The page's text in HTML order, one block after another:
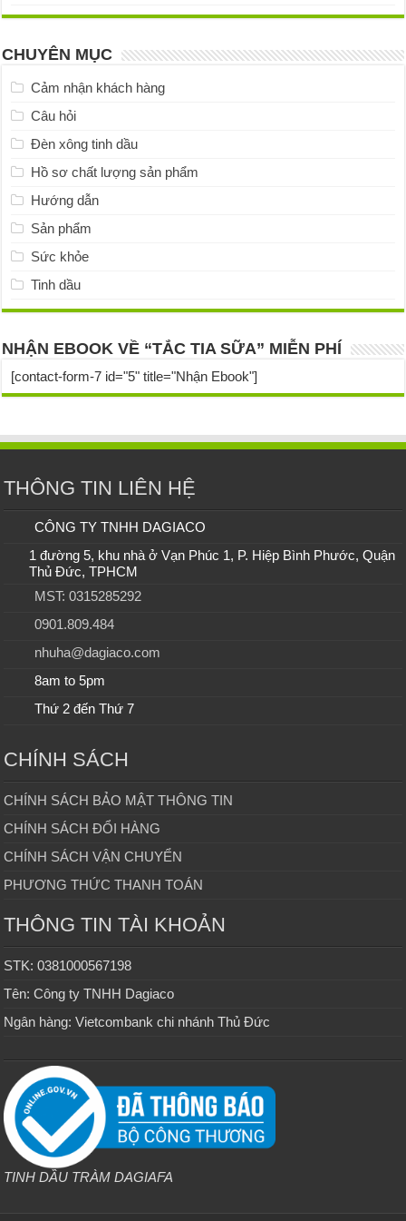
CHUYÊN MỤC
Cảm nhận khách hàng
Câu hỏi
Đèn xông tinh dầu
Hồ sơ chất lượng sản phẩm
Hướng dẫn
Sản phẩm
Sức khỏe
Tinh dầu
NHẬN EBOOK VỀ “TẮC TIA SỮA” MIỄN PHÍ
[contact-form-7 id="5" title="Nhận Ebook"]
THÔNG TIN LIÊN HỆ
CÔNG TY TNHH DAGIACO
1 đường 5, khu nhà ở Vạn Phúc 1, P. Hiệp Bình Phước, Quận
Thủ Đức, TPHCM
MST: 0315285292
0901.809.484
nhuha@dagiaco.com
8am to 5pm
Thứ 2 đến Thứ 7
CHÍNH SÁCH
CHÍNH SÁCH BẢO MẬT THÔNG TIN
CHÍNH SÁCH ĐỔI HÀNG
CHÍNH SÁCH VẬN CHUYỂN
PHƯƠNG THỨC THANH TOÁN
THÔNG TIN TÀI KHOẢN
STK: 0381000567198
Tên: Công ty TNHH Dagiaco
Ngân hàng: Vietcombank chi nhánh Thủ Đức
TINH DẦU TRÀM DAGIAFA